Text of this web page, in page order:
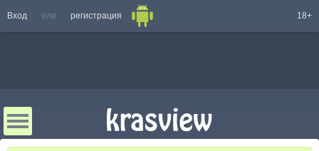
Вход или регистрация 18+